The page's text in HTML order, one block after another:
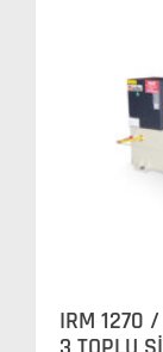
IRM 1270 /